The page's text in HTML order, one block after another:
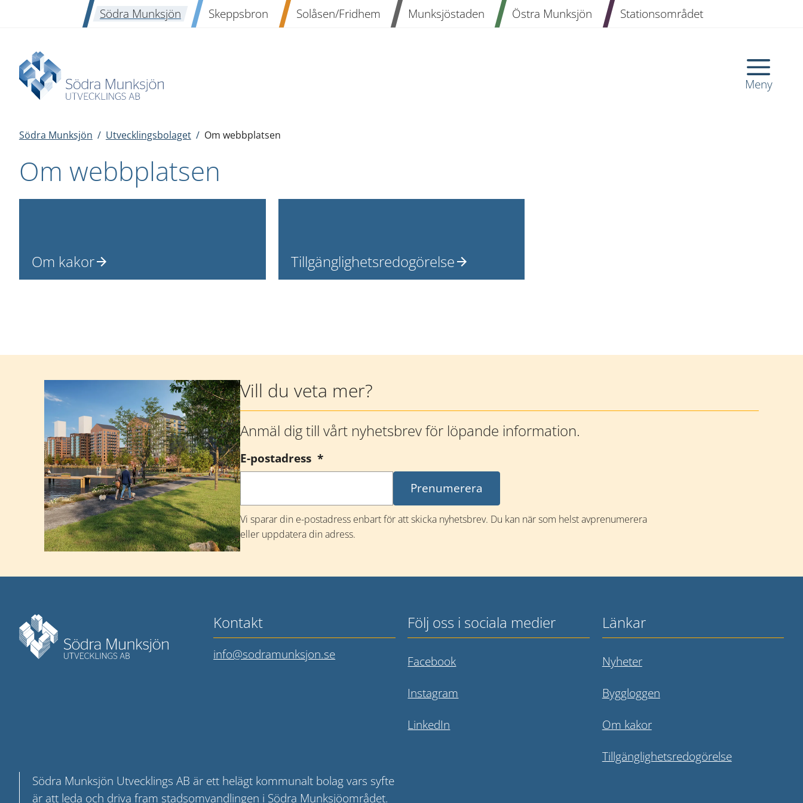
Södra Munksjön Skeppsbron Solåsen/Fridhem Munksjöstaden Östra Munksjön Stationsområdet
Meny
Södra Munksjön / Utvecklingsbolaget / Om webbplatsen
Om webbplatsen
Om kakor Tillgänglighetsredogörelse
Mer information
Vill du veta mer?
Anmäl dig till vårt nyhetsbrev för löpande information.
E-postadress *(obligatorisk)
Vi sparar din e-postadress enbart för att skicka nyhetsbrev. Du kan när som helst avprenumerera
eller uppdatera din adress.
Kontakt
info@sodramunksjon.se
Följ oss i sociala medier
FacebookLänk till annan webbplats.
Instagram
LinkedIn
Länkar
Nyheter
Byggloggen
Om kakor
Tillgänglighetsredogörelse
Södra Munksjön Utvecklings AB är ett helägt kommunalt bolag vars syfte
är att leda och driva fram stadsomvandlingen i Södra Munksjöområdet.